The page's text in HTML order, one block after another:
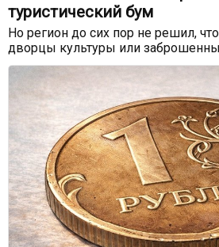
туристический бум
Но регион до сих пор не решил,
дворцы культуры или